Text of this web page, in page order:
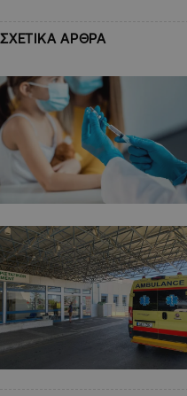
ΣΧΕΤΙΚΑ ΑΡΘΡΑ